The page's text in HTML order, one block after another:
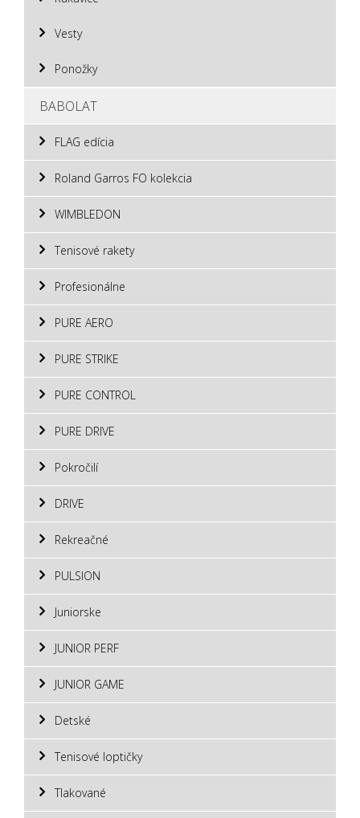
Vesty
Ponožky
BABOLAT
FLAG edícia
Roland Garros FO kolekcia
WIMBLEDON
Tenisové rakety
Profesionálne
PURE AERO
PURE STRIKE
PURE CONTROL
PURE DRIVE
Pokročilí
DRIVE
Rekreačné
PULSION
Juniorske
JUNIOR PERF
JUNIOR GAME
Detské
Tenisové loptičky
Tlakované